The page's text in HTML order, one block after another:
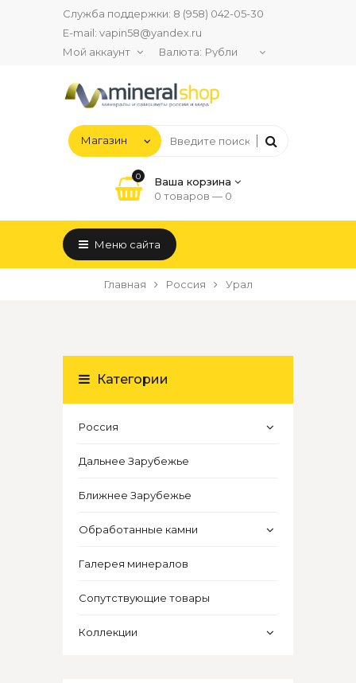
Служба поддержки: 8 (958) 042-05-30
E-mail: vapin58@yandex.ru
Мой аккаунт
Валюта:
0
Ваша корзина
0 товаров — 0
Меню сайта
Главная Россия Урал
Категории
Россия
Дальнее Зарубежье
Ближнее Зарубежье
Обработанные камни
Галерея минералов
Сопутствующие товары
Коллекции